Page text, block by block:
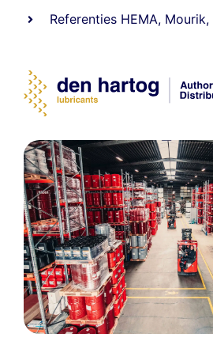
Referenties HEMA, Mourik,